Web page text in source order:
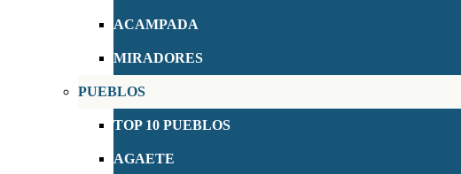
ACAMPADA
MIRADORES
PUEBLOS
TOP 10 PUEBLOS
AGAETE